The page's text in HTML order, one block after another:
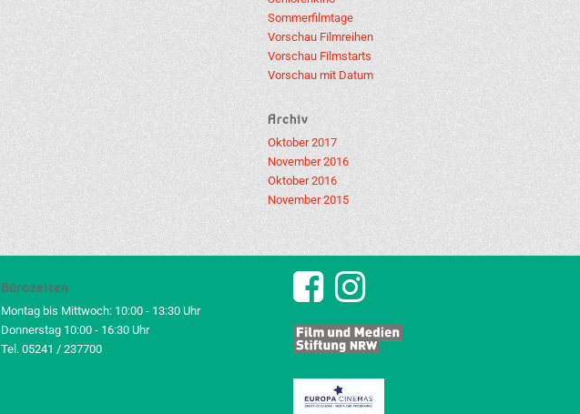
Sommerfilmtage
Vorschau Filmreihen
Vorschau Filmstarts
Vorschau mit Datum
Archiv
Oktober 2017
November 2016
Oktober 2016
November 2015
Bürozeiten
Montag bis Mittwoch: 10:00 - 13:30 Uhr
Donnerstag 10:00 - 16:30 Uhr
Tel. 05241 / 237700